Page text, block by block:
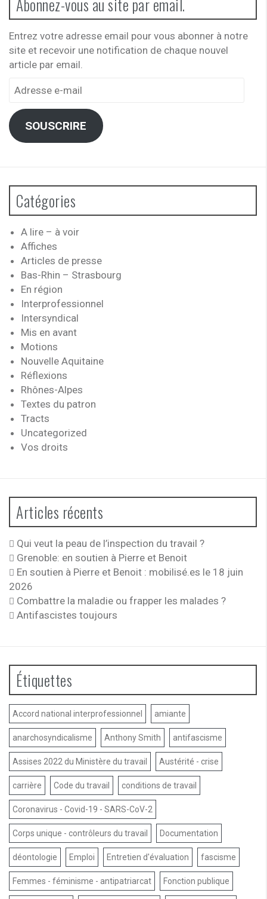
Abonnez-vous au site par email.
Entrez votre adresse email pour vous abonner à notre
site et recevoir une notification de chaque nouvel
article par email.
Adresse
mail
SOUSCRIRE
Catégories
A lire – à voir
Affiches
Articles de presse
Bas-Rhin – Strasbourg
En région
Interprofessionnel
Intersyndical
Mis en avant
Motions
Nouvelle Aquitaine
Réflexions
Rhônes-Alpes
Textes du patron
Tracts
Uncategorized
Vos droits
Articles récents
Qui veut la peau de l’inspection du travail ?
Grenoble: en soutien à Pierre et Benoit
En soutien à Pierre et Benoit : mobilisé.es le 18 juin
2026
Combattre la maladie ou frapper les malades ?
Antifascistes toujours
Étiquettes
Accord national interprofessionnel amiante
anarchosyndicalisme Anthony Smith antifascisme
Assises 2022 du Ministère du travail Austérité - crise
carrière Code du travail conditions de travail
Coronavirus - Covid-19 - SARS-CoV-2
Corps unique - contrôleurs du travail Documentation
déontologie Emploi Entretien d'évaluation fascisme
Femmes - féminisme - antipatriarcat Fonction publique